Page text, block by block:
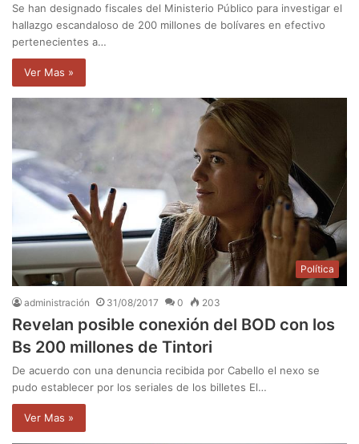
Se han designado fiscales del Ministerio Público para investigar el
hallazgo escandaloso de 200 millones de bolívares en efectivo
pertenecientes a…
Ver Mas »
Política
administración 31/08/2017 0 203
Revelan posible conexión del BOD con los
Bs 200 millones de Tintori
De acuerdo con una denuncia recibida por Cabello el nexo se
pudo establecer por los seriales de los billetes El…
Ver Mas »